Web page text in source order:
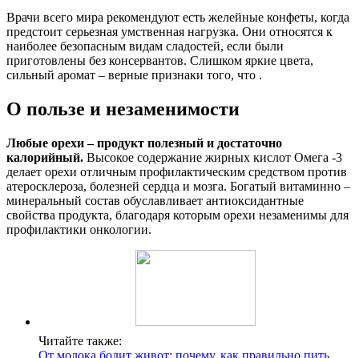
Врачи всего мира рекомендуют есть желейные конфеты, когда
предстоит серьезная умственная нагрузка. Они относятся к
наиболее безопасным видам сладостей, если были
приготовлены без консервантов. Слишком яркие цвета,
сильный аромат – верные признаки того, что .
О пользе и незаменимости
Любые орехи – продукт полезный и достаточно
калорийный. Высокое содержание жирных кислот Омега -3
делает орехи отличным профилактическим средством против
атеросклероза, болезней сердца и мозга. Богатый витаминно –
минеральный состав обуславливает антиоксидантные
свойства продукта, благодаря которым орехи незаменимы для
профилактики онкологии.
Читайте также:
От молока болит живот: почему, как правильно пить,